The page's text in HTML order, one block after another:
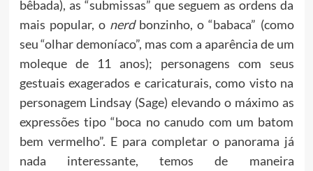
bêbada), as “submissas” que seguem as ordens da
mais popular, o nerdbonzinho, o “babaca” (como
seu “olhar demoníaco”, mas com a aparência de um
moleque de 11 anos); personagens com seus
gestuais exagerados e caricaturais, como visto na
personagem Lindsay (Sage) elevando o máximo as
expressões tipo “boca no canudo com um batom
bem vermelho”. E para completar o panorama já
nada interessante, temos de maneira